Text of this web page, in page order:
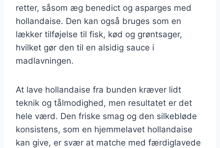
retter, såsom æg benedict og asparges med
hollandaise. Den kan også bruges som en
lækker tilføjelse til fisk, kød og grøntsager,
hvilket gør den til en alsidig sauce i
madlavningen.
At lave hollandaise fra bunden kræver lidt
teknik og tålmodighed, men resultatet er det
hele værd. Den friske smag og den silkebløde
konsistens, som en hjemmelavet hollandaise
kan give, er svær at matche med færdiglavede